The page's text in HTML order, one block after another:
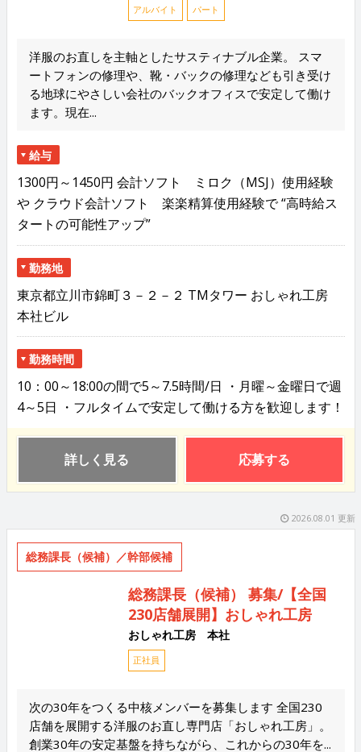
アルバイト パート
洋服のお直しを主軸としたサスティナブル企業。 スマ
ートフォンの修理や、靴・バックの修理なども引き受け
る地球にやさしい会社のバックオフィスで安定して働け
ます。現在...
給与
1300円～1450円 会計ソフト ミロク（MSJ）使用経験
や クラウド会計ソフト 楽楽精算使用経験で “高時給ス
タートの可能性アップ”
勤務地
東京都立川市錦町３－２－２ TMタワー おしゃれ工房
本社ビル
勤務時間
10：00～18:00の間で5～7.5時間/日 ・月曜～金曜日で週
4～5日 ・フルタイムで安定して働ける方を歓迎します！
詳しく見る 応募する
2026.08.01 更新
総務課長（候補）／幹部候補
総務課長（候補） 募集/【全国
230店舗展開】おしゃれ工房
おしゃれ工房 本社
正社員
次の30年をつくる中核メンバーを募集します 全国230
店舗を展開する洋服のお直し専門店「おしゃれ工房」。
創業30年の安定基盤を持ちながら、これからの30年を...